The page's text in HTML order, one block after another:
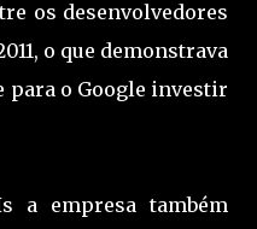
os desenvolvedores
o que demonstrava
o Google investir
a empresa também